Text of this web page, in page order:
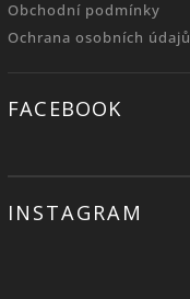
Obchodní podmínky
Ochrana osobních údajů
FACEBOOK
INSTAGRAM